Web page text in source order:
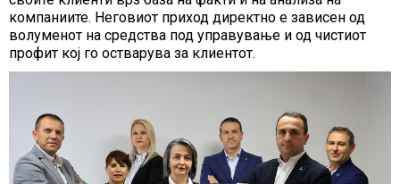
компаниите. Неговиот приход директно е зависен од
волуменот на средства под управување и од чистиот
профит кој го остварува за клиентот.